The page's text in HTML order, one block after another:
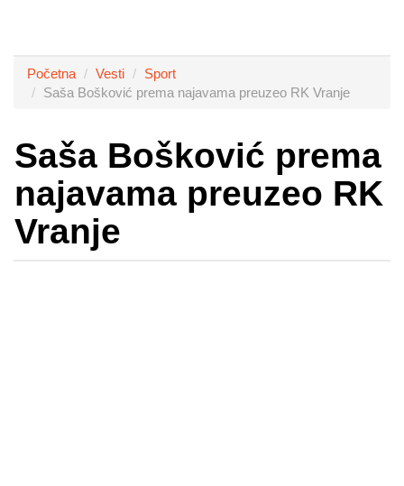
Početna Vesti
Sport
Saša Bošković prema najavama preuzeo RK Vranje
Saša Bošković prema
najavama preuzeo RK
Vranje